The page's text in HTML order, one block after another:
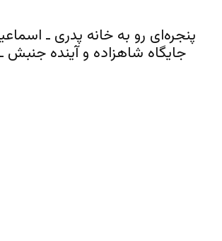
پنجره‌ای رو به خانه پدری ـ